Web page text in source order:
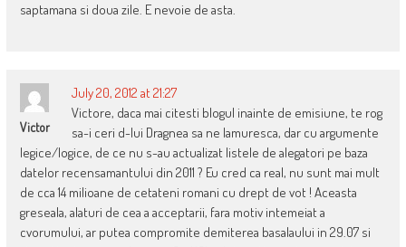
saptamana si doua zile. E nevoie de asta.
Victor
July 20, 2012 at 21:27
Victore, daca mai citesti blogul inainte de emisiune, te rog
sa-i ceri d-lui Dragnea sa ne lamuresca, dar cu argumente
legice/logice, de ce nu s-au actualizat listele de alegatori pe baza
datelor recensamantului din 2011 ? Eu cred ca real, nu sunt mai mult
de cca 14 milioane de cetateni romani cu drept de vot ! Aceasta
greseala, alaturi de cea a acceptarii, fara motiv intemeiat a
cvorumului, ar putea compromite demiterea basalaului in 29.07 si